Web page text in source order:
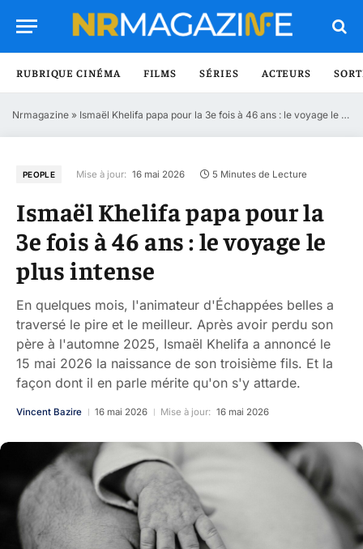
RUBRIQUE CINÉMA FILMS SÉRIES ACTEURS
Nrmagazine » Ismaël Khelifa papa pour la 3e fois à 46 ans : le voyage le plus intense
PEOPLE Mise à jour: 16 mai 2026 5 Minutes de Lecture
Ismaël Khelifa papa pour la
3e fois à 46 ans : le voyage le
plus intense
En quelques mois, l'animateur d'Échappées belles a
traversé le pire et le meilleur. Après avoir perdu son
père à l'automne 2025, Ismaël Khelifa a annoncé le
15 mai 2026 la naissance de son troisième fils. Et la
façon dont il en parle mérite qu'on s'y attarde.
Vincent Bazire 16 mai 2026 Mise à jour: 16 mai 2026